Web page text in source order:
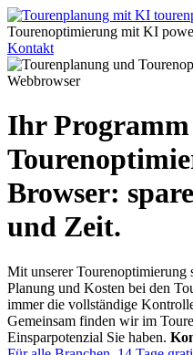
Tourenoptimierung mit KI
Kontakt
Ihr
Browser:
und Zeit.
Mit unserer Tourenoptimierung
Planung und Kosten bei den
immer die vollständige
Gemeinsam finden wir im
Einsparpotenzial Sie haben.